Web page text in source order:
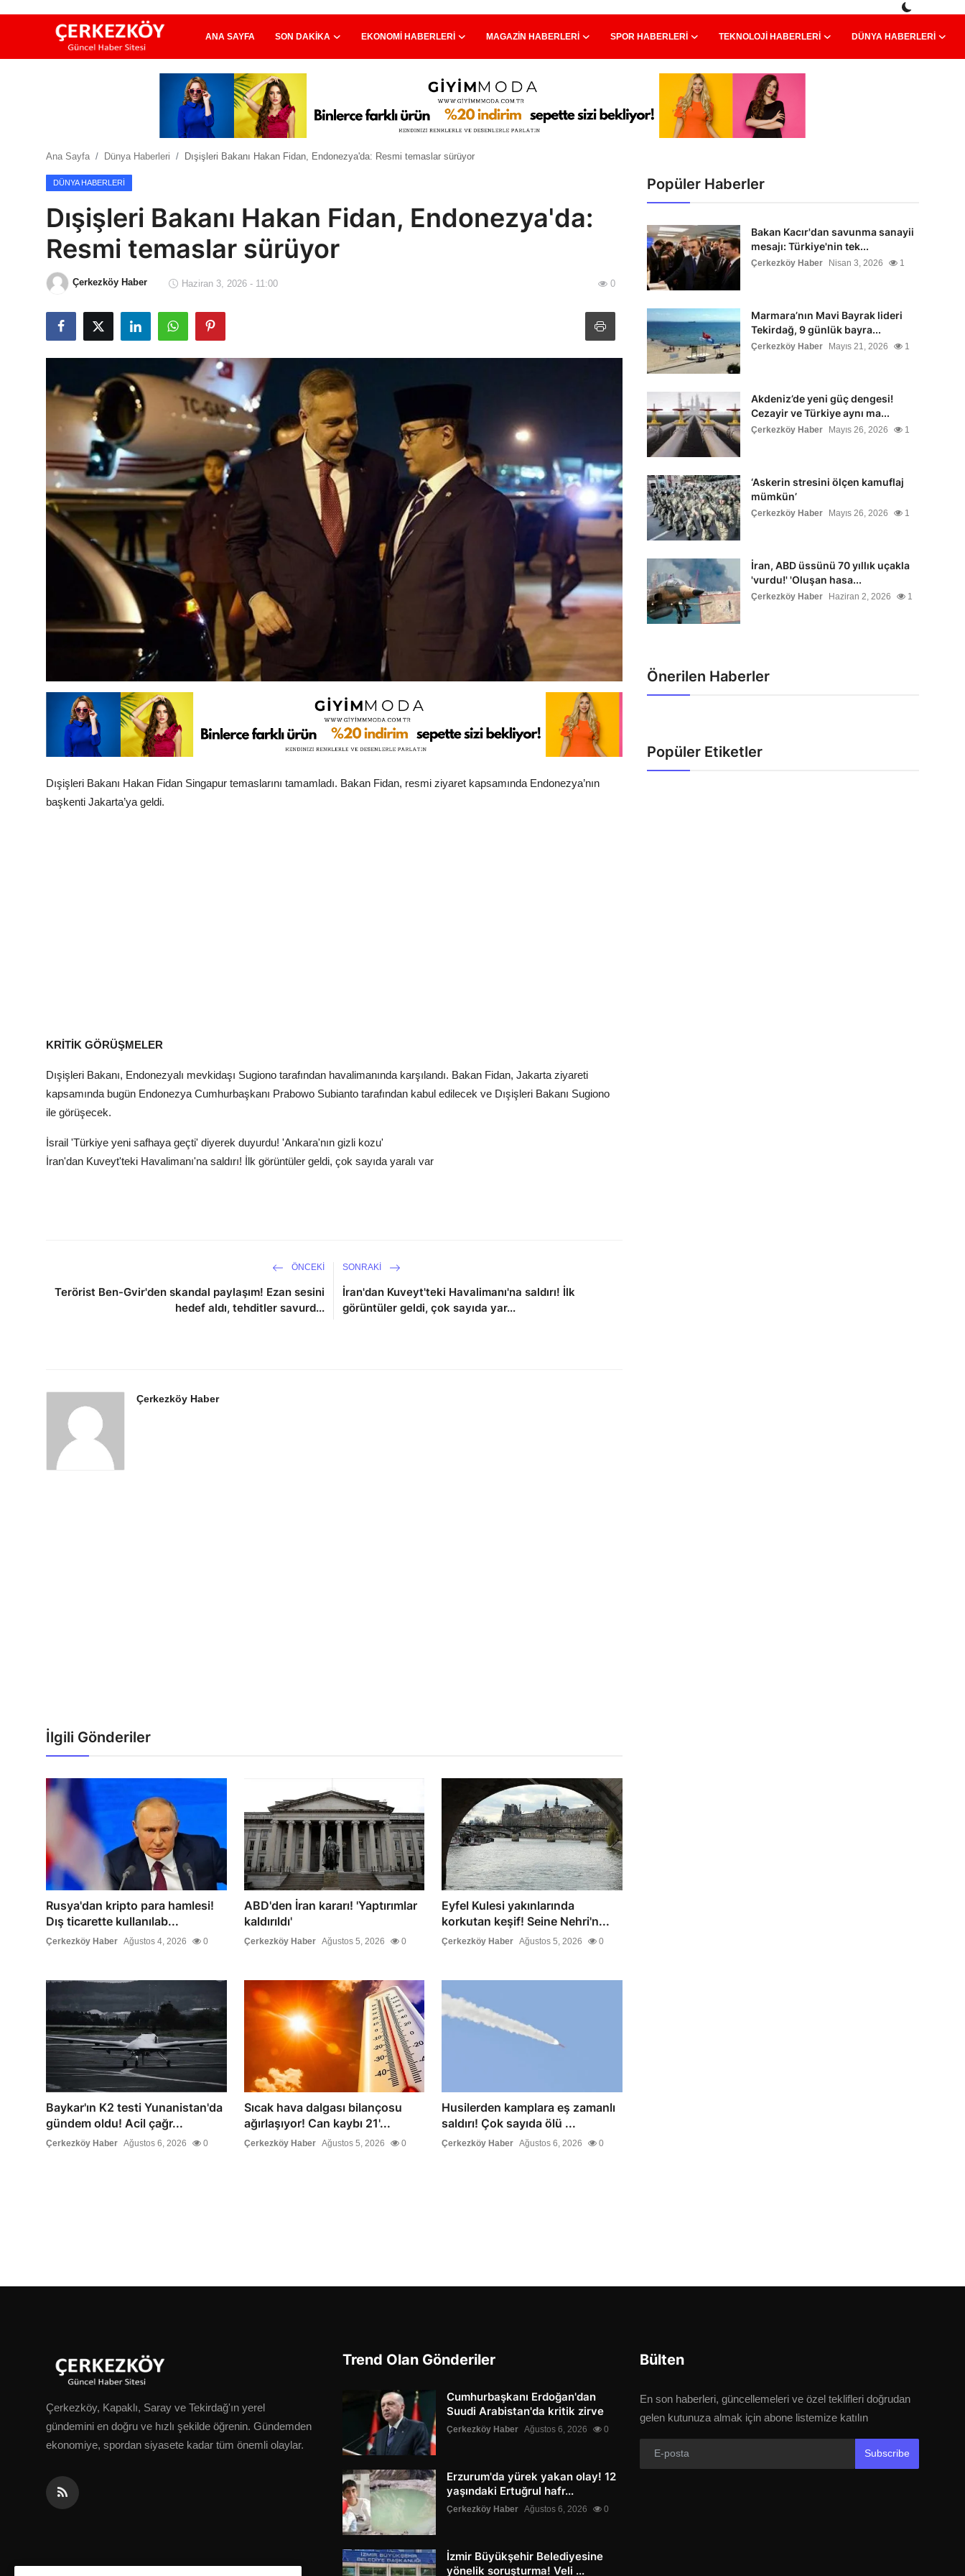
ANA SAYFA SON DAKIKA EKONOMI HABERLERI MAGAZIN HABERLERI SPOR HABERLERI TEKNOLOJI HABERLERI DÜNYA HABERLERI
Ekonomi Haberleri
Spor Haberleri
Teknoloji Haberleri
Çerkezköy
Ana Sayfa Dünya Haberleri Dışişleri Bakanı Hakan Fidan, Endonezya'da: Resmi temaslar sürüyor
DÜNYA HABERLERI
Dışişleri Bakanı Hakan Fidan, Endonezya'da:
Resmi temaslar sürüyor
Çerkezköy Haber Haziran 3, 2026 - 11:00 0
Dışişleri Bakanı Hakan Fidan Singapur temaslarını tamamladı. Bakan Fidan, resmi ziyaret kapsamında Endonezya’nın
başkenti Jakarta’ya geldi.
KRİTİK GÖRÜŞMELER
Dışişleri Bakanı, Endonezyalı mevkidaşı Sugiono tarafından havalimanında karşılandı. Bakan Fidan, Jakarta ziyareti
kapsamında bugün Endonezya Cumhurbaşkanı Prabowo Subianto tarafından kabul edilecek ve Dışişleri Bakanı Sugiono
ile görüşecek.
İsrail 'Türkiye yeni safhaya geçti' diyerek duyurdu! 'Ankara'nın gizli kozu'
İran'dan Kuveyt'teki Havalimanı'na saldırı! İlk görüntüler geldi, çok sayıda yaralı var
ÖNCEKI
Terörist Ben-Gvir'den skandal paylaşım! Ezan sesini
hedef aldı, tehditler savurd...
SONRAKI
İran'dan Kuveyt'teki Havalimanı'na saldırı! İlk
görüntüler geldi, çok sayıda yar...
Çerkezköy Haber
İlgili Gönderiler
Rusya'dan kripto para hamlesi!
Dış ticarette kullanılab...
Çerkezköy Haber Ağustos 4, 2026 0
ABD'den İran kararı! 'Yaptırımlar
kaldırıldı'
Çerkezköy Haber Ağustos 5, 2026 0
Eyfel Kulesi yakınlarında
korkutan keşif! Seine Nehri'n...
Çerkezköy Haber Ağustos 5, 2026 0
Baykar'ın K2 testi Yunanistan'da
gündem oldu! Acil çağr...
Çerkezköy Haber Ağustos 6, 2026 0
Sıcak hava dalgası bilançosu
ağırlaşıyor! Can kaybı 21'...
Çerkezköy Haber Ağustos 5, 2026 0
Husilerden kamplara eş zamanlı
saldırı! Çok sayıda ölü ...
Çerkezköy Haber Ağustos 6, 2026 0
Popüler Haberler
Bakan Kacır'dan savunma sanayii
mesajı: Türkiye'nin tek...
Çerkezköy Haber Nisan 3, 2026 1
Marmara’nın Mavi Bayrak lideri
Tekirdağ, 9 günlük bayra...
Çerkezköy Haber Mayıs 21, 2026 1
Akdeniz’de yeni güç dengesi!
Cezayir ve Türkiye aynı ma...
Çerkezköy Haber Mayıs 26, 2026 1
‘Askerin stresini ölçen kamuflaj
mümkün’
Çerkezköy Haber Mayıs 26, 2026 1
İran, ABD üssünü 70 yıllık uçakla
'vurdu!' 'Oluşan hasa...
Çerkezköy Haber Haziran 2, 2026 1
Önerilen Haberler
Popüler Etiketler
Çerkezköy, Kapaklı, Saray ve Tekirdağ'ın yerel
gündemini en doğru ve hızlı şekilde öğrenin. Gündemden
ekonomiye, spordan siyasete kadar tüm önemli olaylar.
Trend Olan Gönderiler
Cumhurbaşkanı Erdoğan'dan
Suudi Arabistan'da kritik zirve
Çerkezköy Haber Ağustos 6, 2026 0
Erzurum'da yürek yakan olay! 12
yaşındaki Ertuğrul hafr...
Çerkezköy Haber Ağustos 6, 2026 0
İzmir Büyükşehir Belediyesine
yönelik soruşturma! Veli ...
Bülten
En son haberleri, güncellemeleri ve özel teklifleri doğrudan
gelen kutunuza almak için abone listemize katılın
Subscribe